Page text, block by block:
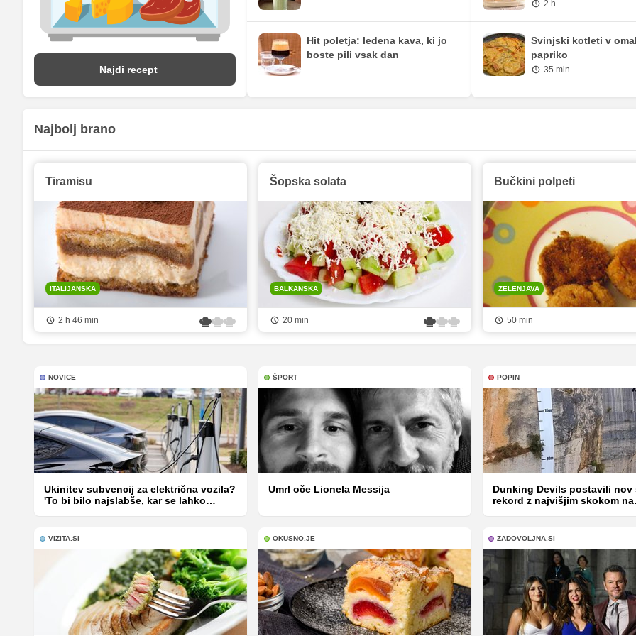
Najdi recept
Hit poletja: ledena kava, ki jo
boste pili vsak dan
2 h
Svinjski kotleti v
papriko
35 min
Najbolj brano
Tiramisu
ITALIJANSKA
2 h 46 min
Šopska solata
BALKANSKA
20 min
Bučkini polpeti
ZELENJAVA
50 min
NOVICE
Ukinitev subvencij za električna vozila?
'To bi bilo najslabše, kar se lahko
ŠPORT
Umrl oče Lionela Messija
POPIN
Dunking Devils postavili nov
rekord z najvišjim skokom na
VIZITA.SI OKUSNO.JE ZADOVOLJNA.SI